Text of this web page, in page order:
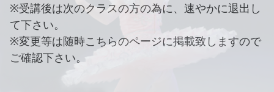
※受講後は次のクラスの方の為に、速やかに退出し
て下さい。
※変更等は随時こちらのページに掲載致しますので
ご確認下さい。